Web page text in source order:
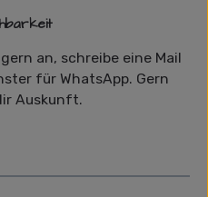
an, schreibe eine Mail
für WhatsApp. Gern
Auskunft.